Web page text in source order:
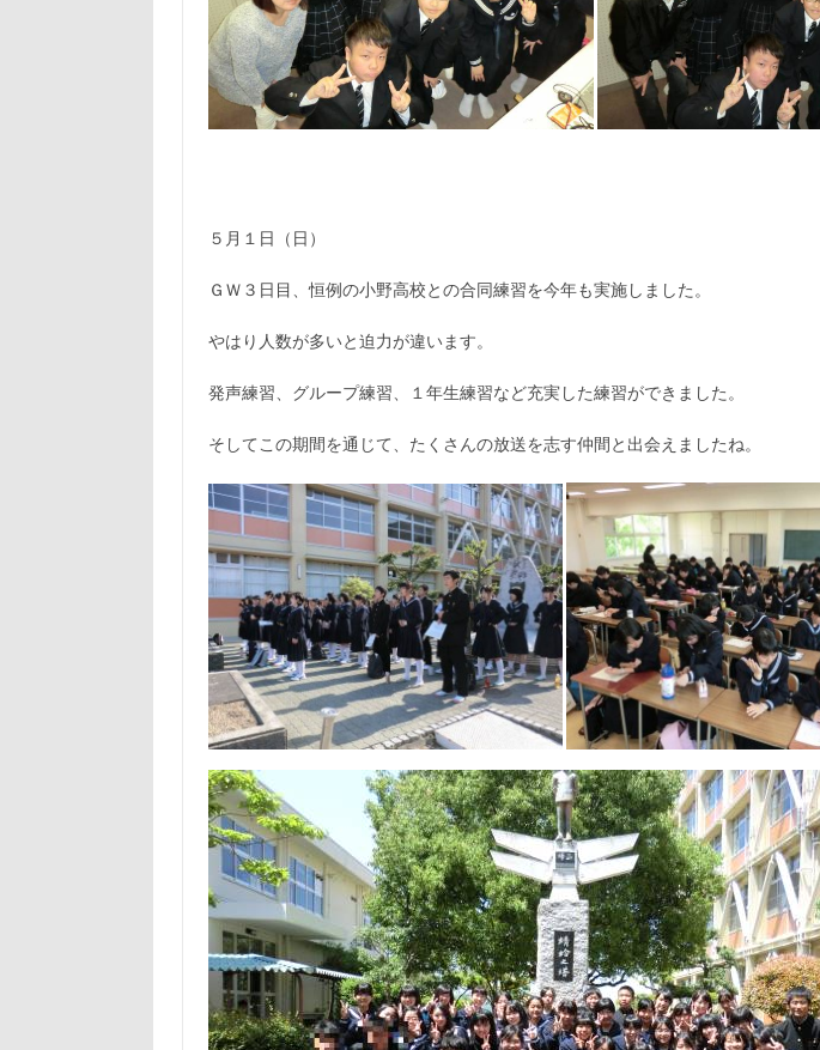
５月１日（日）
ＧＷ３日目、恒例の小野高校との合同練習を今年も実施しました。
やはり人数が多いと迫力が違います。
発声練習、グループ練習、１年生練習など充実した練習ができました。
そしてこの期間を通じて、たくさんの放送を志す仲間と出会えましたね。